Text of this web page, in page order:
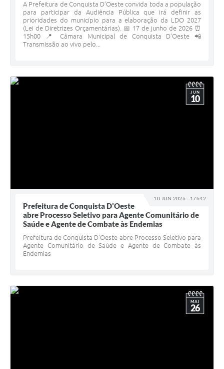
A Prefeitura de Conquista D’Oeste convida toda a população
para participar da Audiência Pública que irá definir as
prioridades do município para a elaboração da LDO 2027
(Lei de Diretrizes Orçamentárias). 📅 17 de junho de 2026 ⏰
15h00 📍 Câmara Municipal de Conquista D’Oeste 📲
Transmissão ao vivo pelo...
10 JUN 2026 - 17h42
JUN
10
Prefeitura de Conquista D’Oeste
abre Processo Seletivo para Agente Comunitário de
Saúde e Agente de Combate às Endemias
Prefeitura de Conquista D’Oeste abre Processo Seletivo para
Agente Comunitário de Saúde e Agente de Combate às
Endemias
MAI
26